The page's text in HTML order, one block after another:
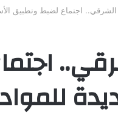
اجتماع لضبط وتطبيق